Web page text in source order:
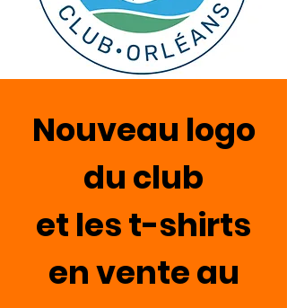
Nouveau logo
du club
et les t-shirts
en vente au